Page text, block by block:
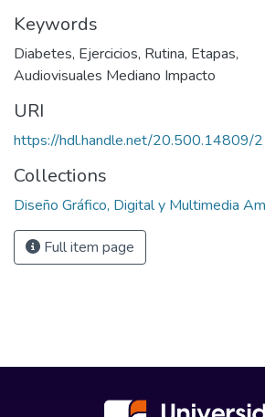
Keywords
Diabetes, Ejercicios, Rutina, Etapas,
Audiovisuales Mediano Impacto
URI
https://hdl.handle.net/20.500.14809/
Collections
Diseño Gráfico, Digital y Multimedia
Full item page